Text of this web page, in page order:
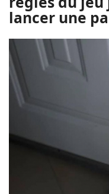
lancer une